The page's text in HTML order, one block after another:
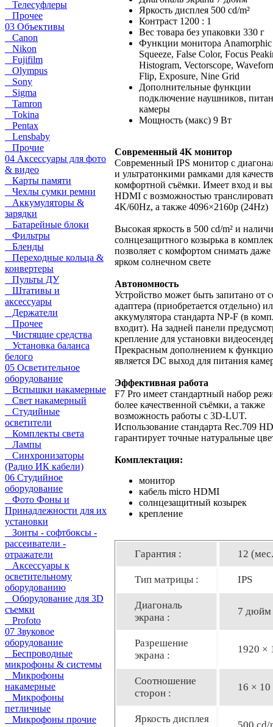
Телесуфлеры
Прочее
03 Объективы
Canon
Nikon
Fujifilm
Olympus
Sony
Sigma
Tamron
Tokina
Pentax
Lensbaby
Прочие
04 Аксессуары для фото
& видео
Карты памяти
Чехлы сумки ремни
Аккумуляторы &
зарядки
Батарейные блоки
Фильтры
Бленды
Переходные кольца &
конвертеры
Пульты ДУ
Штативы и
аксессуары
Держатели
Прочее
Чистящие средства
Установка баланса
белого
05 Осветительное
оборудование
Вспышки накамерные
Свет накамерный
Студийные
осветители
Комплекты света
Лампы
Синхронизаторы
(Радио ИК кабели)
06 Студийное
оборудование
Фото Фоны и
Принадлежности для их
установки
Зонты - софтбоксы -
рассеиватели -
отражатели
Аксессуары к
осветительному
оборудованию
Оборудование для 3D
съемки
Profoto
07 Звуковое
оборудование
Беспроводные
микрофоны & системы
Микрофоны
накамерные
Микрофоны
петличные
Микрофоны прочие
Яркость дисплея 500 cd/m²
Контраст 1200 : 1
Вес товара без упаковки 330 г
Функции монитора
Squeeze, False Color, Focus
Histogram, Vectorscope,
Flip, Exposure, Nine Grid
Дополнительные функции
подключение наушников,
камеры
Мощность (макс) 9 Вт
Современный 4K монитор
Современный IPS монитор с
и ультратонкими рамками для
комфортной съёмки. Имеет вход и
HDMI с возможностью
4K/60Hz, а также 4096×2160p (24Hz)
Высокая яркость в 500 cd/m² и
солнцезащитного козырька в
позволяет с комфортом снимать
ярком солнечном свете
Автономность
Устройство может быть запитано от
адаптера (приобретается отдельно)
аккумулятора стандарта NP-F (в
входит). На задней панели
крепление для установки
Прекрасным дополнением к
является DC выход для питания
Эффективная работа
F7 Pro имеет стандартный набор
более качественной съёмки, а также
возможность работы с 3D-LUT.
Использование стандарта Rec.709 HD
гарантирует точные натуральные
Комплектация:
монитор
кабель micro HDMI
солнцезащитный козырек
крепление
Гарантия : 12
Тип матрицы : IPS
Диагональ
экрана :
7 дюйм
Разрешение
экрана :
1920 ×
Соотношение
сторон :
16 × 10
Яркость дисплея